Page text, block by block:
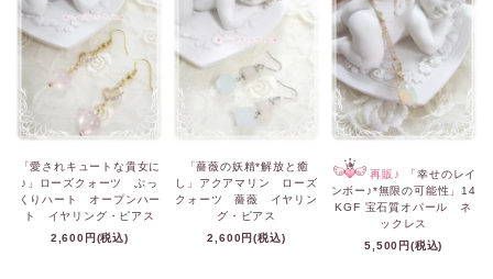
「愛されキュートな貴女に
♪」ローズクォーツ ぷっ
くりハート オープンハー
ト イヤリング・ピアス
2,600円(税込)
「薔薇の妖精*解放と癒
し」アクアマリン ローズ
クォーツ 薔薇 イヤリン
グ・ピアス
2,600円(税込)
再販♪
「幸せのレイ
ンボー♪*無限の可能性」14
KGF 宝石質オパール ネ
ックレス
5,500円(税込)